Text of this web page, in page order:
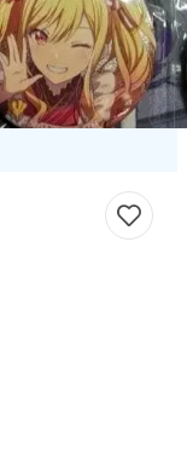
찜하기